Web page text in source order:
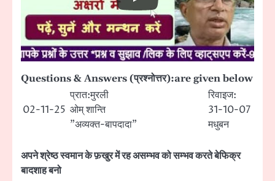
Questions & Answers (प्रश्नोत्तर):are given below
02-11-25
प्रात:मुरली
ओम् शान्ति
”अव्यक्त-बापदादा”
रिवाइज:
31-10-07
मधुबन
अपने श्रेष्ठ स्वमान के फ़खुर में रह असम्भव को सम्भव करते बेफिक्र
बादशाह बनो